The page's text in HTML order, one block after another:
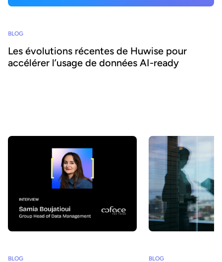
BLOG
Les évolutions récentes de Huwise pour
accélérer l’usage de données AI-ready
BLOG BLOG